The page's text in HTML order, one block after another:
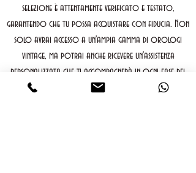
selezione è attentamente verificato e testato,
garantendo che tu possa acquistare con fiducia. Non
solo avrai accesso a un'ampia gamma di orologi
vintage, ma potrai anche ricevere un'assistenza
personalizzata che ti accompagnerà in ogni fase del
tuo acquisto.